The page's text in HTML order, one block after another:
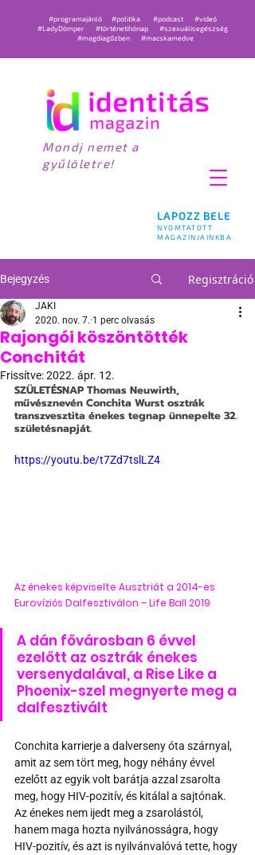
LAPOZZ BELE
NYOMTATOTT
MAGAZINJAINKBA
#programajánló #politika #podcast
#videó
#LadyDömper
#történetihónap
#szexuálisegészség
#magdiagőzben
#macskamedve
Mondj nemet a
gyűlöletre!
Bejegyzés Regisztráció
Rajongói köszöntötték
Conchitát
JAKI
2020. nov. 7. 1 perc olvasás
Frissítve:2022. ápr. 12.
SZÜLETÉSNAP Thomas Neuwirth,
művésznevén Conchita Wurst osztrák
transzvesztita énekes tegnap ünnepelte 32.
születésnapját.
https://youtu.be/t7Zd7tslLZ4
Az énekes képviselte Ausztriát a 2014-es
Eurovíziós Dalfesztiválon – Life Ball 2019
A dán fővárosban 6 évvel
ezelőtt az osztrák énekes
versenydalával, a Rise Like a
Phoenix-szel megnyerte meg a
dalfesztivált
Conchita karrierje a dalverseny óta szárnyal,
amit az sem tört meg, hogy néhány évvel
ezelőtt az egyik volt barátja azzal zsarolta
meg, hogy HIV-pozitív, és kitálal a sajtónak.
Az énekes nem ijedt meg a zsarolástól,
hanem maga hozta nyilvánosságra, hogy
HIV-pozitív, és azt is nyilvánvalóvá tette, hogy